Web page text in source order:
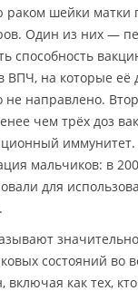
раком шейки матки
Один из них —
способность
ВПЧ, на которые её
не направлено.
чем трёх доз
иммунитет.
мальчиков: в
для
состояний во
как тех,